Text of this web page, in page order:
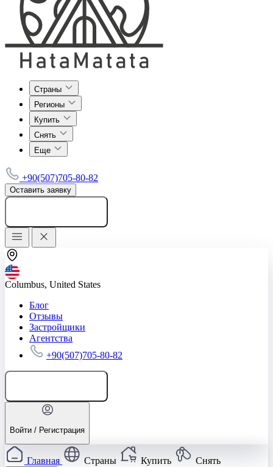
Страны
Регионы
Купить
Снять
Еще
+90(507)705-80-82
Оставить заявку
Columbus, United States
Блог
Отзывы
Застройщики
Агентства
+90(507)705-80-82
Войти / Регистрация
Главная Страны Купить Снять